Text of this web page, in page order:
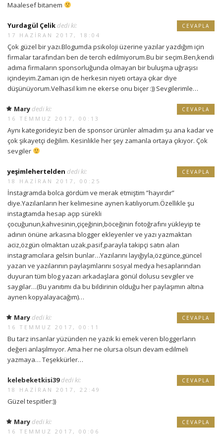
Maalesef bitanem
Yurdagül Çelik dedi ki:
17 HAZIRAN 2017, 18:04
Çok güzel bir yazı.Blogumda psikoloji üzerine yazılar yazdığım için
firmalar tarafından ben de tercih edilmiyorum.Bu bir seçim.Ben,kendi
adıma firmaların sponsorluğunda olmayan bir buluşma uğraşısı
içindeyim.Zaman için de herkesin niyeti ortaya çıkar diye
düşünüyorum.Velhasıl kim ne ekerse onu biçer :)) Sevgilerimle…
CEVAPLA
Mary dedi ki:
16 TEMMUZ 2017, 00:13
Aynı kategorideyiz ben de sponsor ürünler almadım şu ana kadar ve
çok şikayetçi değilim. Kesinlikle her şey zamanla ortaya çıkıyor. Çok
sevgiler
CEVAPLA
yeşimlehertelden dedi ki:
18 HAZIRAN 2017, 00:25
İnstagramda bolca gördüm ve merak etmiştim ”hayırdır”
diye.Yazılanların her kelimesine aynen katılıyorum.Özellikle şu
instagtamda hesap açıp sürekli
çocuğunun,kahvesinin,çiçeğinin,böceğinin fotoğrafını yükleyip te
adının önüne arkasına blogger ekleyenler ve yazı yazmaktan
aciz,özgün olmaktan uzak,pasif,parayla takipçi satın alan
instagramcılara gelsin bunlar…Yazılarını layığıyla,özgünce,güncel
yazan ve yazılarının paylaşımlarını sosyal medya hesaplarından
duyuran tüm blog yazarı arkadaşlara gönül dolusu sevgiler ve
saygılar…(Bu yanıtımı da bu bildirinin olduğu her paylaşımın altına
aynen kopyalayacağım)…
CEVAPLA
Mary dedi ki:
16 TEMMUZ 2017, 00:11
Bu tarz insanlar yüzünden ne yazık ki emek veren bloggerların
değeri anlaşılmıyor. Ama her ne olursa olsun devam edilmeli
yazmaya… Teşekkürler…
CEVAPLA
kelebeketkisi39 dedi ki:
18 HAZIRAN 2017, 22:49
Güzel tespitler:))
CEVAPLA
Mary dedi ki:
16 TEMMUZ 2017, 00:06
CEVAPLA